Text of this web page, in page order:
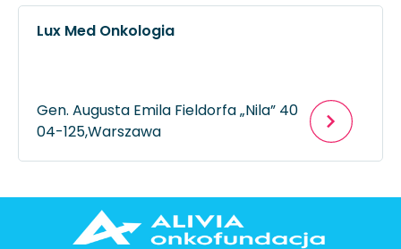
Lux Med Onkologia
Gen. Augusta Emila Fieldorfa „Nila” 40
04-125,Warszawa